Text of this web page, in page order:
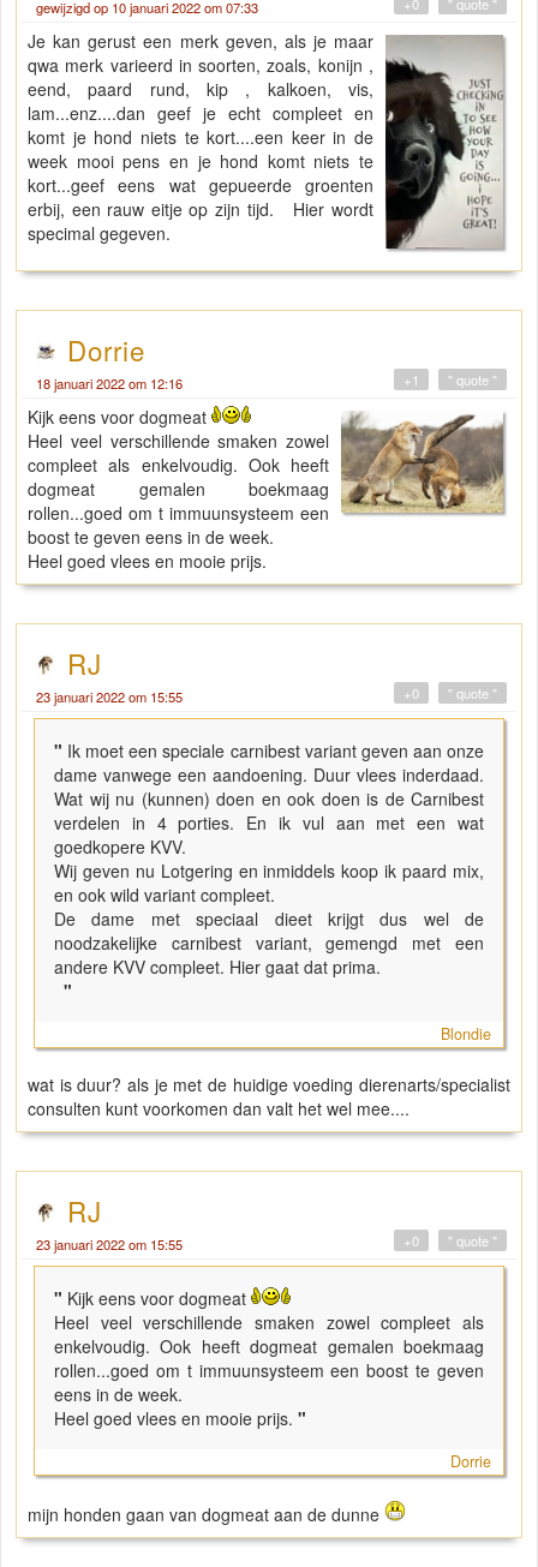
gewijzigd op 10 januari 2022 om 07:33
Je kan gerust een merk geven, als je maar
qwa merk varieerd in soorten, zoals, konijn ,
eend, paard rund, kip , kalkoen, vis,
lam...enz....dan geef je echt compleet en
komt je hond niets te kort....een keer in de
week mooi pens en je hond komt niets te
kort...geef eens wat gepueerde groenten
erbij, een rauw eitje op zijn tijd. Hier wordt
specimal gegeven.
Dorrie
18 januari 2022 om 12:16 " quote "
+1
Kijk eens voor dogmeat
Heel veel verschillende smaken zowel
compleet als enkelvoudig. Ook heeft
dogmeat gemalen boekmaag
rollen...goed om t immuunsysteem een
boost te geven eens in de week.
Heel goed vlees en mooie prijs.
RJ
23 januari 2022 om 15:55 " quote "
+0
" Ik moet een speciale carnibest variant geven aan onze
dame vanwege een aandoening. Duur vlees inderdaad.
Wat wij nu (kunnen) doen en ook doen is de Carnibest
verdelen in 4 porties. En ik vul aan met een wat
goedkopere KVV.
Wij geven nu Lotgering en inmiddels koop ik paard mix,
en ook wild variant compleet.
De dame met speciaal dieet krijgt dus wel de
noodzakelijke carnibest variant, gemengd met een
andere KVV compleet. Hier gaat dat prima.
"
Blondie
wat is duur? als je met de huidige voeding dierenarts/specialist
consulten kunt voorkomen dan valt het wel mee....
RJ
23 januari 2022 om 15:55 " quote "
+0
" Kijk eens voor dogmeat
Heel veel verschillende smaken zowel compleet als
enkelvoudig. Ook heeft dogmeat gemalen boekmaag
rollen...goed om t immuunsysteem een boost te geven
eens in de week.
Heel goed vlees en mooie prijs. "
Dorrie
mijn honden gaan van dogmeat aan de dunne